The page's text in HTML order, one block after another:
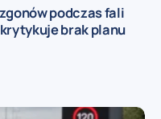
podczas fali
krytykuje brak planu